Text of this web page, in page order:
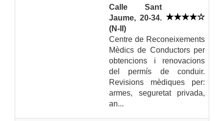
Calle Sant
Jaume, 20-34.
(N-II)
Centre de Reconeixements
Mèdics de Conductors per
obtencions i renovacions
del permís de conduir.
Revisions mèdiques per:
armes, seguretat privada,
an...